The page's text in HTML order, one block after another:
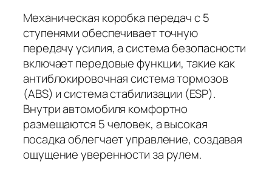
Механическая коробка передач с 5
ступенями обеспечивает точную
передачу усилия, а система безопасности
включает передовые функции, такие как
антиблокировочная система тормозов
(ABS) и система стабилизации (ESP).
Внутри автомобиля комфортно
размещаются 5 человек, а высокая
посадка облегчает управление, создавая
ощущение уверенности за рулем.